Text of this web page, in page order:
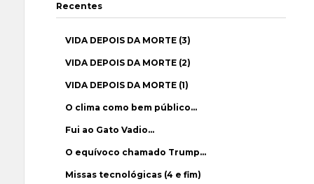
Recentes
VIDA DEPOIS DA MORTE (3)
VIDA DEPOIS DA MORTE (2)
VIDA DEPOIS DA MORTE (1)
O clima como bem público…
Fui ao Gato Vadio…
O equívoco chamado Trump…
Missas tecnológicas (4 e fim)